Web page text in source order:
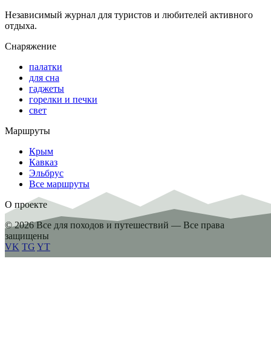
Независимый журнал для туристов и любителей активного
отдыха.
Снаряжение
палатки
для сна
гаджеты
горелки и печки
свет
Маршруты
Крым
Кавказ
Эльбрус
Все маршруты
О проекте
© 2026 Все для походов и путешествий — Все права
защищены
VK TG YT